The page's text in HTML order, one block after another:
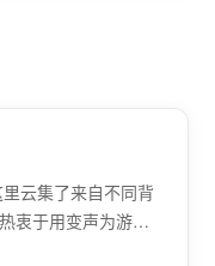
云集了来自不同背
衷于用变声为游戏
次开麦都充满惊